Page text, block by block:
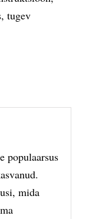
, tugev
populaarsus
mida